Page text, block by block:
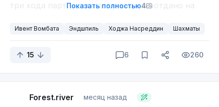
это не меняет того, что я смотрю вперёд. Как
Текст наверное сумбурный и мысль неясна, да её
рассказать и рассказал.
три хода партии, всё остальное же отдано на
чем довольно. Вспомним же эти бессмертные
Гальбой:
подушки, скользнул по Ходже Насреддину
Показать полностью4
Ивент Вомбата Эндшпиль Ходжа Насреддин Шахматы
15 6 260
Forest.river месяц назад